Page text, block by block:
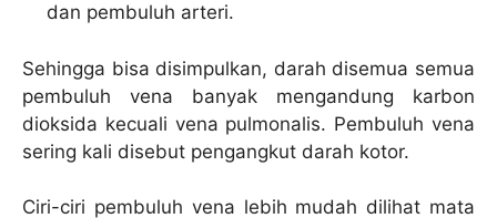
dan pembuluh arteri.
Sehingga bisa disimpulkan, darah disemua semua
pembuluh vena banyak mengandung karbon
dioksida kecuali vena pulmonalis. Pembuluh vena
sering kali disebut pengangkut darah kotor.
Ciri-ciri pembuluh vena lebih mudah dilihat mata